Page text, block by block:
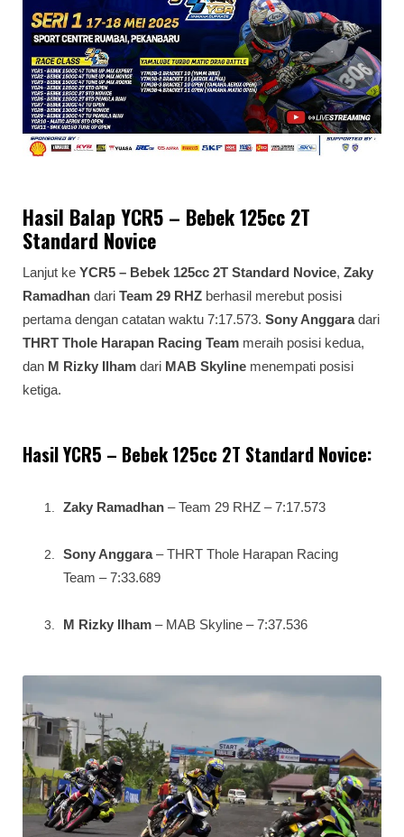
Hasil Balap YCR5 – Bebek 125cc 2T
Standard Novice
Lanjut ke YCR5 – Bebek 125cc 2T Standard Novice, Zaky
Ramadhan dari Team 29 RHZ berhasil merebut posisi
pertama dengan catatan waktu 7:17.573. Sony Anggaradari
THRT Thole Harapan Racing Team meraih posisi kedua,
dan M Rizky Ilham dari MAB Skyline menempati posisi
ketiga.
Hasil YCR5 – Bebek 125cc 2T Standard Novice:
Zaky Ramadhan – Team 29 RHZ – 7:17.573
Sony Anggara– THRT Thole Harapan Racing
Team – 7:33.689
M Rizky Ilham – MAB Skyline – 7:37.536